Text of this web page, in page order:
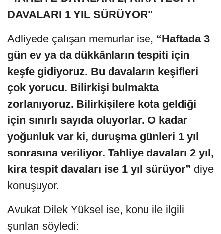
DAVALARI 1 YIL SÜRÜYOR"
Adliyede çalışan memurlar ise, “Haftada 3
gün ev ya da dükkânların tespiti için
keşfe gidiyoruz. Bu davaların keşifleri
çok yorucu. Bilirkişi bulmakta
zorlanıyoruz. Bilirkişilere kota geldiği
için sınırlı sayıda oluyorlar. O kadar
yoğunluk var ki, duruşma günleri 1 yıl
sonrasına veriliyor. Tahliye davaları 2 yıl,
kira tespit davaları ise 1 yıl sürüyor” diye
konuşuyor.
Avukat Dilek Yüksel ise, konu ile ilgili
şunları söyledi: